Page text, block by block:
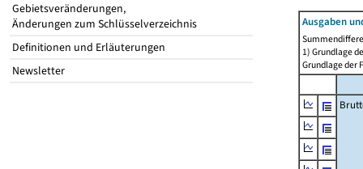
Gebietsveränderungen,
Änderungen zum Schlüsselverzeichnis
Definitionen und Erläuterungen
Newsletter
Ausgaben
1) Grundlage
Grundlage der